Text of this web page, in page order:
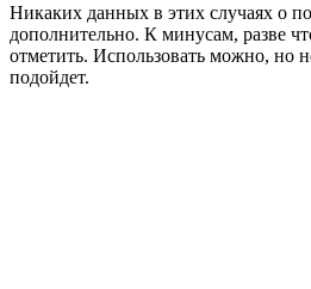
Никаких данных в этих случаях о
дополнительно. К минусам, разве
отметить. Использовать можно, но
подойдет.